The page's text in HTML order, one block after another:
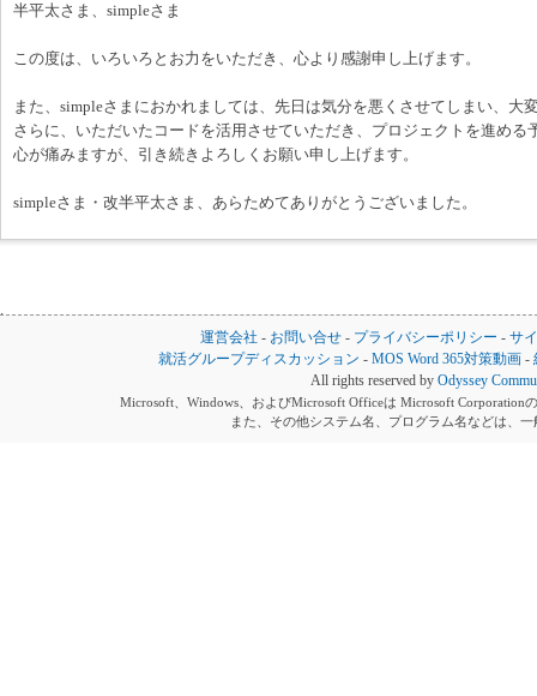
半平太さま、simpleさま
この度は、いろいろとお力をいただき、心より感謝申し上げます。
また、simpleさまにおかれましては、先日は気分を悪くさせてしまい、大
さらに、いただいたコードを活用させていただき、プロジェクトを進める
心が痛みますが、引き続きよろしくお願い申し上げます。
simpleさま・改半平太さま、あらためてありがとうございました。
運営会社 - お問い合せ - プライバシーポリシー - サ
就活グループディスカッション -MOS Word 365対策動画 -
All rights reserved by Odyssey
Microsoft、Windows、およびMicrosoft Officeは Microsoft Corporation
また、その他システム名、プログラム名などは、